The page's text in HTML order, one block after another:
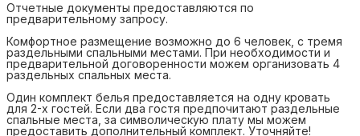
Отчетные документы предоставляются по
предварительному запросу.
Комфортное размещение возможно до 6 человек, с тремя
раздельными спальными местами. При необходимости и
предварительной договоренности можем организовать 4
раздельных спальных места.
Один комплект белья предоставляется на одну кровать
для 2-х гостей. Если два гостя предпочитают раздельные
спальные места, за символическую плату мы можем
предоставить дополнительный комплект. Уточняйте!